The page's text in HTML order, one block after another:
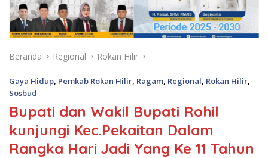
Beranda Regional Rokan Hilir
Gaya Hidup Pemkab Rokan Hilir Ragam Regional Rokan Hilir
Sosbud
Bupati dan Wakil Bupati Rohil
kunjungi Kec.Pekaitan Dalam
Rangka Hari Jadi Yang Ke 11 Tahun